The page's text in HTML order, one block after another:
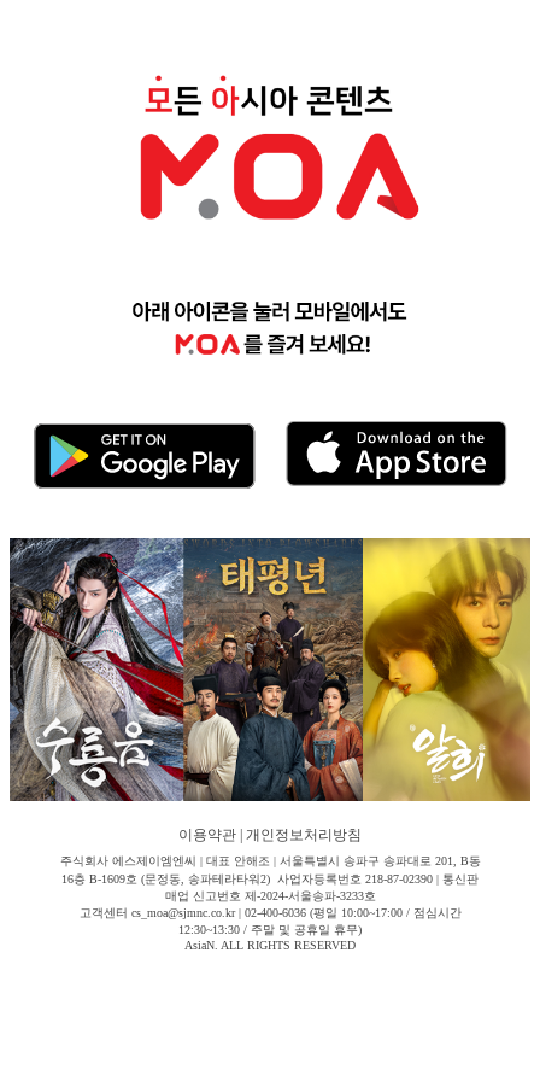
이용약관 개인정보처리방침
주식회사 에스제이엠엔씨 | 대표 안해조 | 서울특별시 송파구 송파대로 201, B동
16층 B-1609호 (문정동, 송파테라타워2) 사업자등록번호 218-87-02390 | 통신판
매업 신고번호 제-2024-서울송파-3233호
고객센터 cs_moa@sjmnc.co.kr | 02-400-6036 (평일 10:00~17:00 / 점심시간
12:30~13:30 / 주말 및 공휴일 휴무)
AsiaN. ALL RIGHTS RESERVED